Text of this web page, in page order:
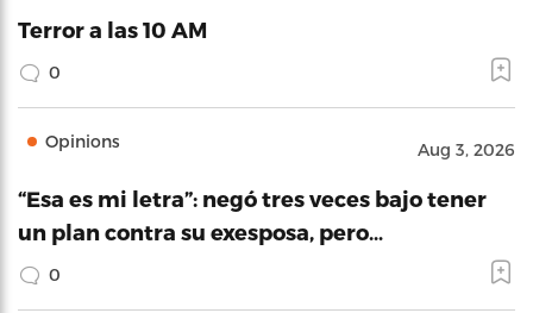
Terror a las 10 AM
0
Opinions Aug 3, 2026
“Esa es mi letra”: negó tres veces bajo tener
un plan contra su exesposa, pero…
0